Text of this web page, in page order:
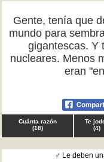
Gente, tenía que
mundo para
gigantescas. Y
nucleares. Menos
eran
Cuánta razón
(18)
Te
(4)
♂ Le deben